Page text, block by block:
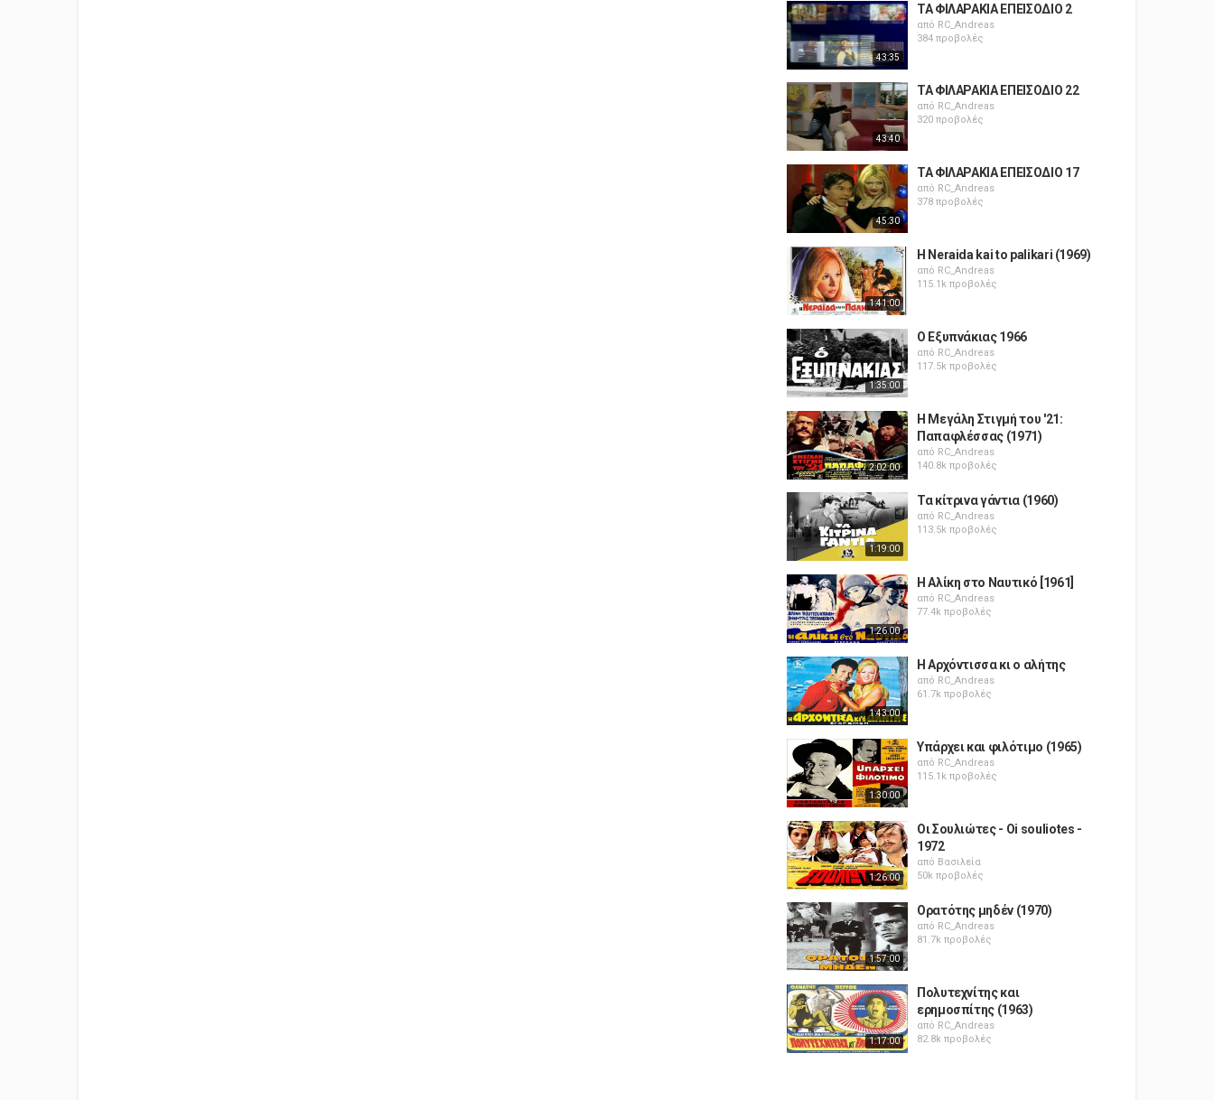
43:35
ΤΑ ΦΙΛΑΡΑΚΙΑ ΕΠΕΙΣΟΔΙΟ 2
από RC_Andreas
384 προβολές
43:40
ΤΑ ΦΙΛΑΡΑΚΙΑ ΕΠΕΙΣΟΔΙΟ 22
από RC_Andreas
320 προβολές
45:30
ΤΑ ΦΙΛΑΡΑΚΙΑ ΕΠΕΙΣΟΔΙΟ 17
από RC_Andreas
378 προβολές
1:41:00
H Neraida kai to palikari (1969)
από RC_Andreas
115.1k προβολές
1:35:00
Ο Εξυπνάκιας 1966
από RC_Andreas
117.5k προβολές
2:02:00
Η Μεγάλη Στιγμή του '21:
Παπαφλέσσας (1971)
από RC_Andreas
140.8k προβολές
1:19:00
Τα κίτρινα γάντια (1960)
από RC_Andreas
113.5k προβολές
1:26:00
Η Αλίκη στο Ναυτικό [1961]
από RC_Andreas
77.4k προβολές
1:43:00
Η Αρχόντισσα κι ο αλήτης
από RC_Andreas
61.7k προβολές
1:30:00
Υπάρχει και φιλότιμο (1965)
από RC_Andreas
115.1k προβολές
1:26:00
Οι Σουλιώτες - Oi souliotes -
1972
από Βασιλεία
50k προβολές
1:57:00
Ορατότης μηδέν (1970)
από RC_Andreas
81.7k προβολές
1:17:00
Πολυτεχνίτης και
ερημοσπίτης (1963)
από RC_Andreas
82.8k προβολές